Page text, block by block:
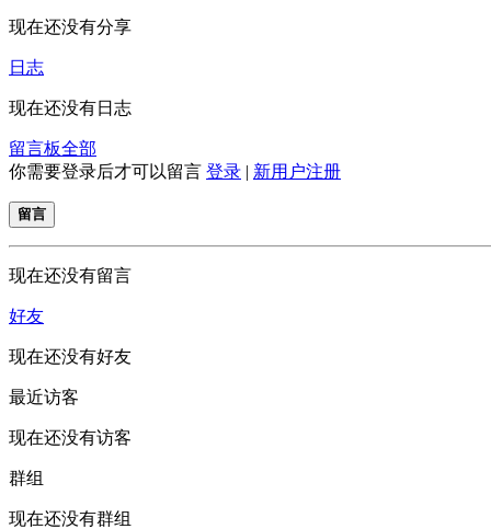
现在还没有分享
日志
现在还没有日志
留言板全部
你需要登录后才可以留言 登录 | 新用户注册
留言
现在还没有留言
好友
现在还没有好友
最近访客
现在还没有访客
群组
现在还没有群组